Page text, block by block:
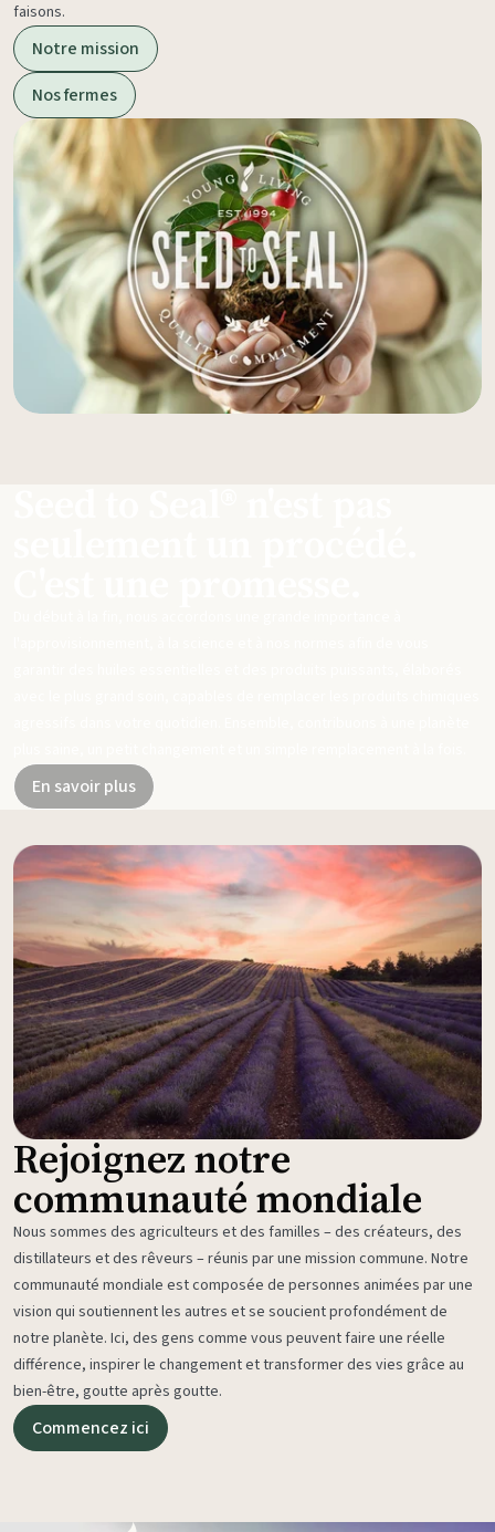
faisons.
Notre mission
Nos fermes
Seed to Seal® n'est pas
En savoir plus
Rejoignez notre
communauté mondiale
Nous sommes des agriculteurs et des familles – des créateurs, des
distillateurs et des rêveurs – réunis par une mission commune. Notre
communauté mondiale est composée de personnes animées par une
vision qui soutiennent les autres et se soucient profondément de
notre planète. Ici, des gens comme vous peuvent faire une réelle
différence, inspirer le changement et transformer des vies grâce au
bien-être, goutte après goutte.
Commencez ici